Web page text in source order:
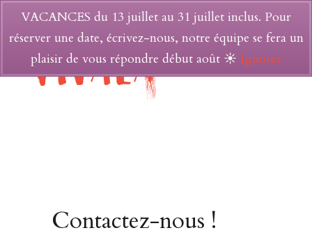
VACANCES du 13 juillet au 31 juillet inclus. Pour
réserver une date, écrivez-nous, notre équipe se fera un
plaisir de vous répondre début août ☀ Ignorer
Contactez-nous !